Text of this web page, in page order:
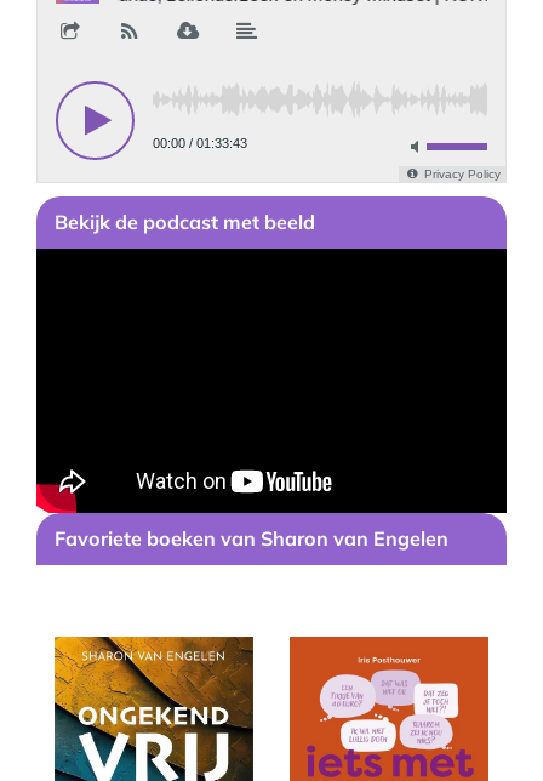
Bekijk de podcast met beeld
Favoriete boeken van Sharon van Engelen